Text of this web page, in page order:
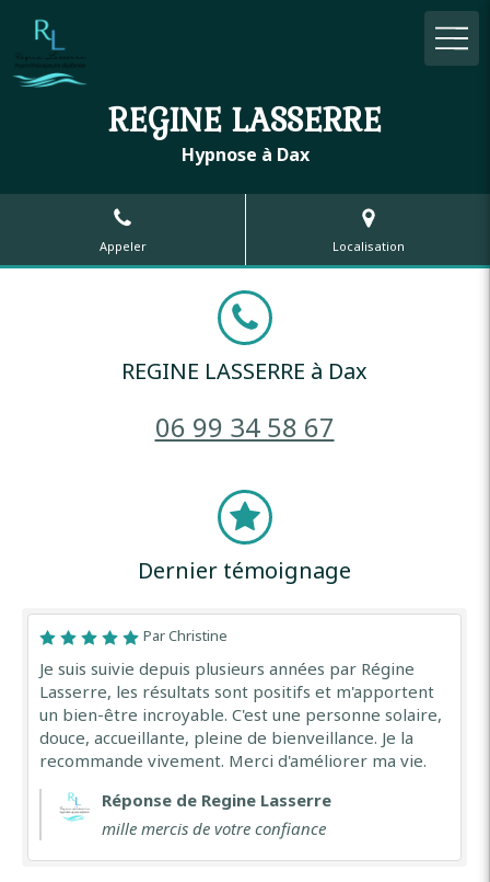
REGINE LASSERRE
Hypnose à Dax
Appeler Localisation
REGINE LASSERRE à Dax
06 99 34 58 67
Dernier témoignage
Par Christine
Je suis suivie depuis plusieurs années par Régine
Lasserre, les résultats sont positifs et m'apportent
un bien-être incroyable. C'est une personne solaire,
douce, accueillante, pleine de bienveillance. Je la
recommande vivement. Merci d'améliorer ma vie.
Réponse de Regine Lasserre
mille mercis de votre confiance